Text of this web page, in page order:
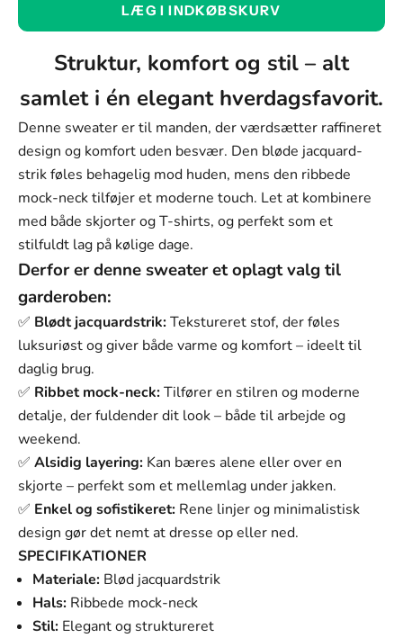
Brun
Sort
Dyb Blågrøn
Skifergrøn
Størrelse:
Størrelse
M
L
XL
2XL
3XL
LÆG I INDKØBSKURV
Struktur, komfort og stil – alt
samlet i én elegant hverdagsfavorit.
Denne sweater er til manden, der værdsætter raffineret
design og komfort uden besvær. Den bløde jacquard-
strik føles behagelig mod huden, mens den ribbede
mock-neck tilføjer et moderne touch. Let at kombinere
med både skjorter og T-shirts, og perfekt som et
stilfuldt lag på kølige dage.
Derfor er denne sweater et oplagt valg til
garderoben:
✅ Blødt jacquardstrik:Tekstureret stof, der føles
luksuriøst og giver både varme og komfort – ideelt til
daglig brug.
✅ Ribbet mock-neck:Tilfører en stilren og moderne
detalje, der fuldender dit look – både til arbejde og
weekend.
✅ Alsidig layering: Kan bæres alene eller over en
skjorte – perfekt som et mellemlag under jakken.
✅ Enkel og sofistikeret: Rene linjer og minimalistisk
design gør det nemt at dresse op eller ned.
SPECIFIKATIONER
Materiale: Blød jacquardstrik
Hals: Ribbede mock-neck
Stil: Elegant og struktureret